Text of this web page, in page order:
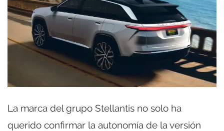
La marca del grupo Stellantis no solo ha
querido confirmar la autonomía de la versión